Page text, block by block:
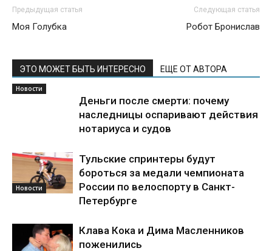
Предыдущая статья
Моя Голубка
Следующая статья
Робот Бронислав
ЭТО МОЖЕТ БЫТЬ ИНТЕРЕСНО ЕЩЕ ОТ АВТОРА
Новости
Деньги после смерти: почему
наследницы оспаривают действия
нотариуса и судов
Новости
Тульские спринтеры будут
бороться за медали чемпионата
России по велоспорту в Санкт-
Петербурге
Клава Кока и Дима Масленников
поженились